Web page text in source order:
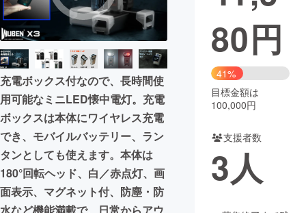
映像・映画 書籍・雑誌
ビジネス・起業 チャレンジ
まちづくり・地域活性化
CAMPFIRE for Social Good
CAMPFIRE Creation
CAMPFIREふるさと納税
コミュニティ
充電ボックス付なので、長時間使
用可能なミニLED懐中電灯。充電
ボックスは本体にワイヤレス充電
でき、モバイルバッテリー、ラン
タンとしても使えます。本体は
180°回転ヘッド、白／赤点灯、画
面表示、マグネット付、防塵・防
80円
41%
目標金額は
100,000円
支援者数
3人